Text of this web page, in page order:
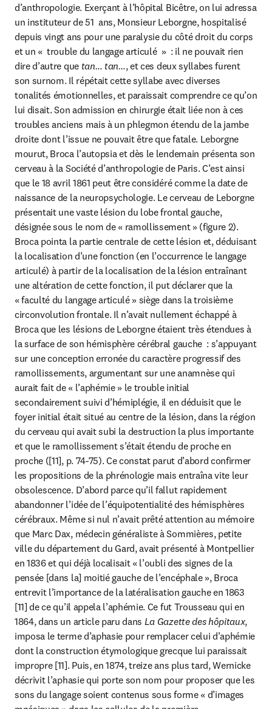
d’anthropologie. Exerçant à l’hôpital Bicêtre, on lui adressa
un instituteur de 51  ans, Monsieur Leborgne, hospitalisé
depuis vingt ans pour une paralysie du côté droit du corps
et un «  trouble du langage articulé  »  : il ne pouvait rien
dire d’autre que tan… tan…, et ces deux syllabes furent
son surnom. Il répétait cette syllabe avec diverses
tonalités émotionnelles, et paraissait comprendre ce qu’on
lui disait. Son admission en chirurgie était liée non à ces
troubles anciens mais à un phlegmon étendu de la jambe
droite dont l’issue ne pouvait être que fatale. Leborgne
mourut, Broca l’autopsia et dès le lendemain présenta son
cerveau à la Société d’anthropologie de Paris. C’est ainsi
que le 18 avril 1861 peut être considéré comme la date de
naissance de la neuropsychologie. Le cerveau de Leborgne
présentait une vaste lésion du lobe frontal gauche,
désignée sous le nom de « ramollissement » (figure 2).
Broca pointa la partie centrale de cette lésion et, déduisant
la localisation d’une fonction (en l’occurrence le langage
articulé) à partir de la localisation de la lésion entraînant
une altération de cette fonction, il put déclarer que la
« faculté du langage articulé » siège dans la troisième
circonvolution frontale. Il n’avait nullement échappé à
Broca que les lésions de Leborgne étaient très étendues à
la surface de son hémisphère cérébral gauche  : s’appuyant
sur une conception erronée du caractère progressif des
ramollissements, argumentant sur une anamnèse qui
aurait fait de « l’aphémie » le trouble initial
secondairement suivi d’hémiplégie, il en déduisit que le
foyer initial était situé au centre de la lésion, dans la région
du cerveau qui avait subi la destruction la plus importante
et que le ramollissement s’était étendu de proche en
proche ([11], p. 74-75). Ce constat parut d’abord confirmer
les propositions de la phrénologie mais entraîna vite leur
obsolescence. D’abord parce qu’il fallut rapidement
abandonner l’idée de l’équipotentialité des hémisphères
cérébraux. Même si nul n’avait prêté attention au mémoire
que Marc Dax, médecin généraliste à Sommières, petite
ville du département du Gard, avait présenté à Montpellier
en 1836 et qui déjà localisait « l’oubli des signes de la
pensée [dans la] moitié gauche de l’encéphale », Broca
entrevit l’importance de la latéralisation gauche en 1863
[11] de ce qu’il appela l’aphémie. Ce fut Trousseau qui en
1864, dans un article paru dans La Gazette des hôpitaux,
imposa le terme d’aphasie pour remplacer celui d’aphémie
dont la construction étymologique grecque lui paraissait
impropre [11]. Puis, en 1874, treize ans plus tard, Wernicke
décrivit l’aphasie qui porte son nom pour proposer que les
sons du langage soient contenus sous forme « d’images